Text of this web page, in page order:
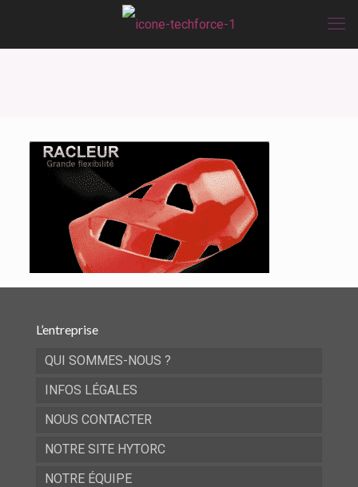
L’entreprise
QUI SOMMES-NOUS ?
INFOS LÉGALES
NOUS CONTACTER
NOTRE SITE HYTORC
NOTRE ÉQUIPE